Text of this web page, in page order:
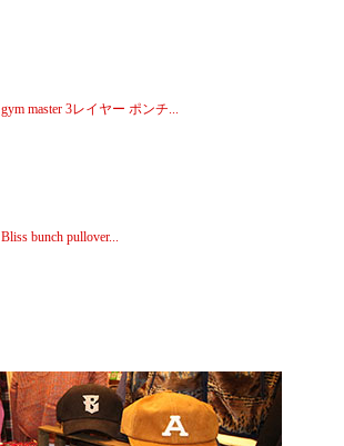
gym master 3レイヤー ポンチ...
Bliss bunch pullover...